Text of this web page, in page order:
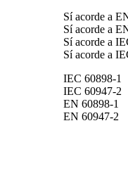
Sí acorde a
Sí acorde a
Sí acorde a
Sí acorde a
IEC 60898-1
IEC 60947-2
EN 60898-1
EN 60947-2